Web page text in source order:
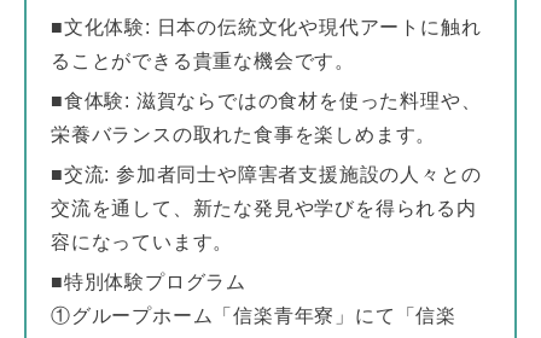
■文化体験: 日本の伝統文化や現代アートに触れ
ることができる貴重な機会です。
■食体験: 滋賀ならではの食材を使った料理や、
栄養バランスの取れた食事を楽しめます。
■交流: 参加者同士や障害者支援施設の人々との
交流を通して、新たな発見や学びを得られる内
容になっています。
■特別体験プログラム
①グループホーム「信楽青年寮」にて「信楽